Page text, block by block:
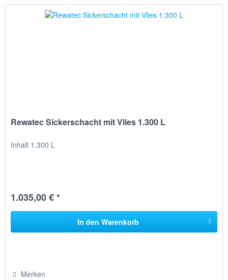
Rewatec Sickerschacht mit Vlies 1.300 L
Inhalt 1.300 L
1.035,00 € *
In den Warenkorb
Merken